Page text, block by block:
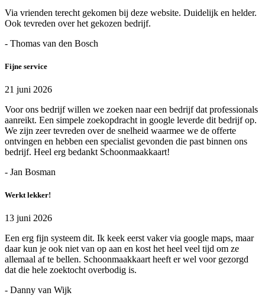
Via vrienden terecht gekomen bij deze website. Duidelijk en helder.
Ook tevreden over het gekozen bedrijf.
- Thomas van den Bosch
Fijne service
21 juni 2026
Voor ons bedrijf willen we zoeken naar een bedrijf dat professionals
aanreikt. Een simpele zoekopdracht in google leverde dit bedrijf op.
We zijn zeer tevreden over de snelheid waarmee we de offerte
ontvingen en hebben een specialist gevonden die past binnen ons
bedrijf. Heel erg bedankt Schoonmaakkaart!
- Jan Bosman
Werkt lekker!
13 juni 2026
Een erg fijn systeem dit. Ik keek eerst vaker via google maps, maar
daar kun je ook niet van op aan en kost het heel veel tijd om ze
allemaal af te bellen. Schoonmaakkaart heeft er wel voor gezorgd
dat die hele zoektocht overbodig is.
- Danny van Wijk